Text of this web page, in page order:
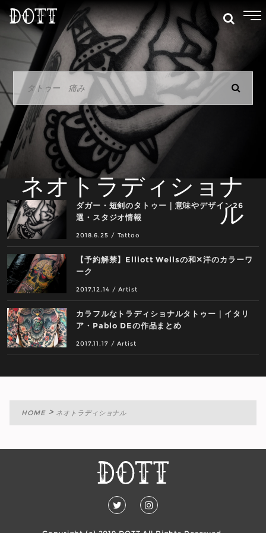
ネオトラディショナ
ル
ダガー・短剣のタトゥー｜意味やデザイン26
選・スタジオ情報
2018.6.25 / Tattoo
【予約解禁】Elliott Wellsの和✕洋のカラーワ
ーク
2017.12.14 /Artist
カラフルなトラディショナルタトゥー｜イタリ
ア・Pablo DEの作品まとめ
2017.11.17 /Artist
HOME ネオトラディショナル